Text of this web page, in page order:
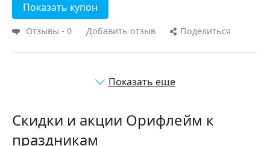
Показать купон
Отзывы - 0 Добавить отзыв Поделиться
Показать еще
Скидки и акции Орифлейм к
праздникам